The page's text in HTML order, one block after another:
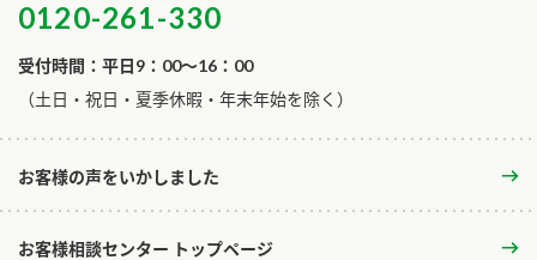
0120-261-330
受付時間：平日9：00～16：00
​（土日・祝日・夏季休暇・年末年始を除く）
お客様の声をいかしました
お客様相談センター トップページ